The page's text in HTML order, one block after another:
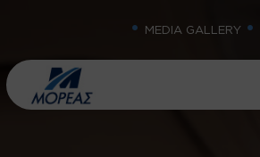
MEDIA GALLERY